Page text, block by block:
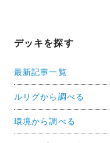
デッキを探す
最新記事一覧
ルリグから調べる
環境から調べる